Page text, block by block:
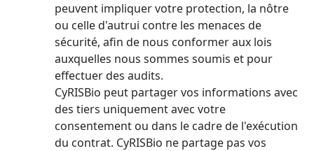
peuvent impliquer votre protection, la nôtre
ou celle d'autrui contre les menaces de
sécurité, afin de nous conformer aux lois
auxquelles nous sommes soumis et pour
effectuer des audits.
CyRISBio peut partager vos informations avec
des tiers uniquement avec votre
consentement ou dans le cadre de l'exécution
du contrat. CyRISBio ne partage pas vos